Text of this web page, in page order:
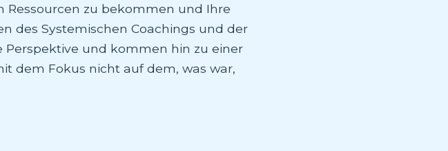
Ressourcen zu bekommen und Ihre
des Systemischen Coachings und der
und kommen hin zu einer
dem Fokus nicht auf dem, was war,